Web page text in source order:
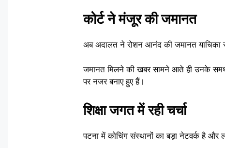
कोर्ट ने मंजूर की जमानत
अब अदालत ने रोशन आनंद की जमानत याचिका
जमानत मिलने की खबर सामने आते ही उनके
पर नजर बनाए हुए हैं।
शिक्षा जगत में रही चर्चा
पटना में कोचिंग संस्थानों का बड़ा नेटवर्क है और